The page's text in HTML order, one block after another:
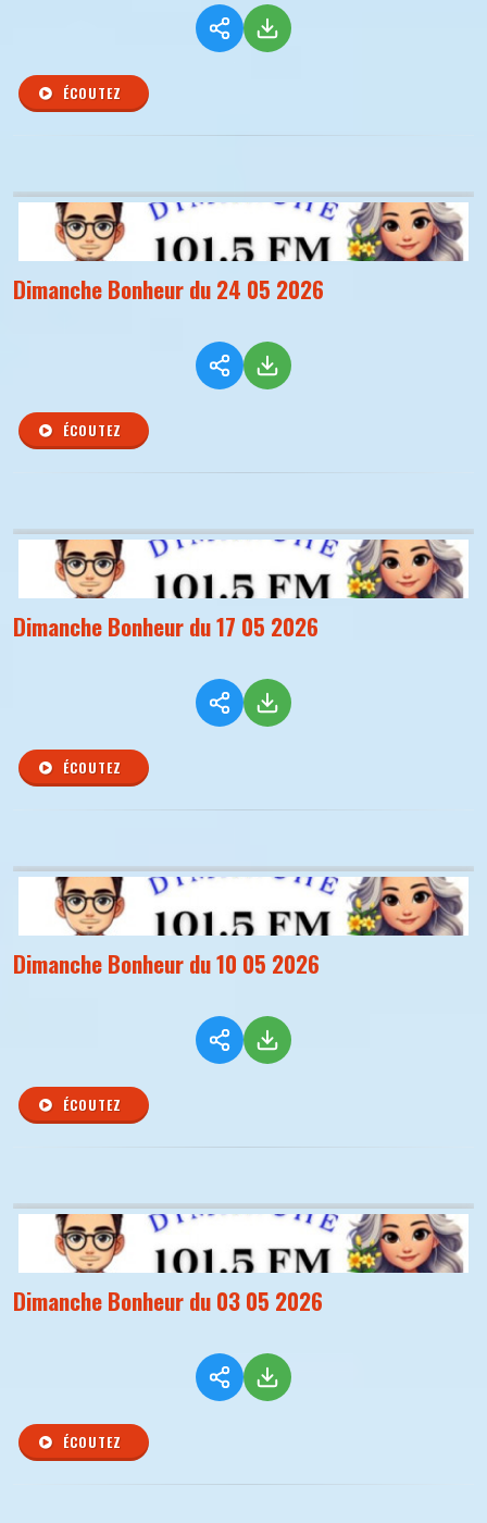
ÉCOUTEZ
Dimanche Bonheur du 24 05 2026
ÉCOUTEZ
Dimanche Bonheur du 17 05 2026
ÉCOUTEZ
Dimanche Bonheur du 10 05 2026
ÉCOUTEZ
Dimanche Bonheur du 03 05 2026
ÉCOUTEZ